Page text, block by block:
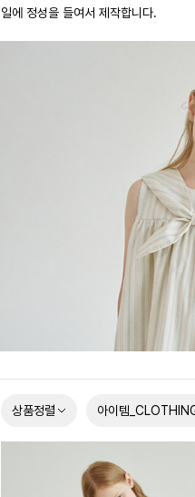
일에 정성을 들여서 제작합니다.
상품정렬 아이템